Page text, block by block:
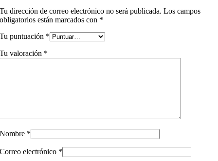
Tu dirección de correo electrónico no será publicada. Los campos
obligatorios están marcados con *
Tu puntuación *
Tu valoración *
Nombre *
Correo electrónico *